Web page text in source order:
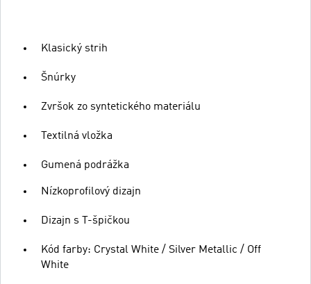
Klasický strih
Šnúrky
Zvršok zo syntetického materiálu
Textilná vložka
Gumená podrážka
Nízkoprofilový dizajn
Dizajn s T-špičkou
Kód farby: Crystal White / Silver Metallic / Off
White